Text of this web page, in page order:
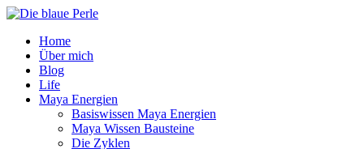
Skip
main
content
Menu
Home
Über mich
Blog
Life
Maya Energien
Basiswissen Maya Energien
Maya Wissen Bausteine
Die Zyklen